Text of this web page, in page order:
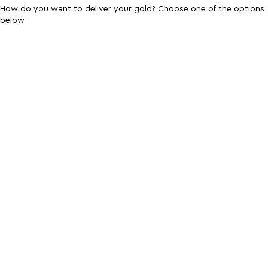
How do you want to deliver your gold? Choose one of the options
below